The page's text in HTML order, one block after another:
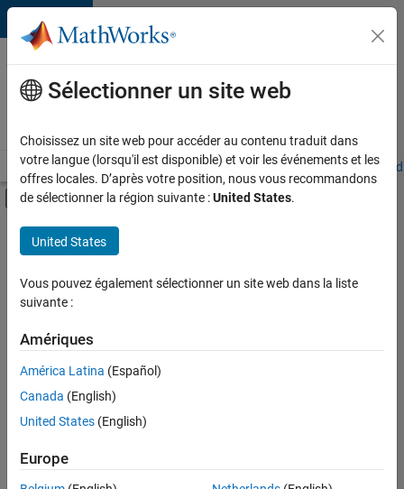
Passer au contenu
Votre
carrière
chez
Accueil Explorer nos opportunités Adresses de nos bureaux
Activer/désactiver l'affichage du menu
Contenu principal
FILTRER PAR
Applications et services web
Actuellement,
aucune
offre
d'emploi
disponible
correspondant
à vos
de
recherche.
Sélectionner un site web
Choisissez un site web pour accéder au contenu traduit dans
votre langue (lorsqu'il est disponible) et voir les événements et les
offres locales. D’après votre position, nous vous recommandons
de sélectionner la région suivante :United States.
United States
Vous pouvez également sélectionner un site web dans la liste
suivante :
Amériques
América Latina (Español)
Canada (English)
United States (English)
Europe